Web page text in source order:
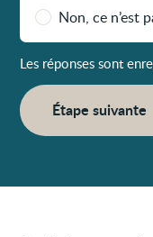
Non, ce n’est
Les réponses sont
Étape suivante